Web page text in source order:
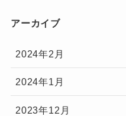
アーカイブ
2024年2月
2024年1月
2023年12月